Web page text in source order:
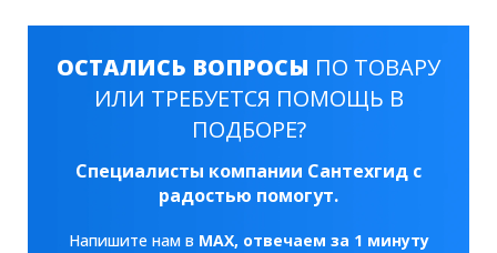
ОСТАЛИСЬ ВОПРОСЫ ПО ТОВАРУ
ИЛИ ТРЕБУЕТСЯ ПОМОЩЬ В
ПОДБОРЕ?
Специалисты компании Сантехгид с
радостью помогут.
Напишите нам в MAX, отвечаем за 1 минуту